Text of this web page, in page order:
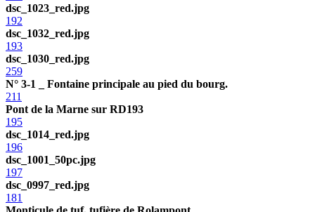
dsc_1023_red.jpg
192
dsc_1032_red.jpg
193
dsc_1030_red.jpg
259
N° 3-1 _ Fontaine principale au pied du bourg.
211
Pont de la Marne sur RD193
195
dsc_1014_red.jpg
196
dsc_1001_50pc.jpg
197
dsc_0997_red.jpg
181